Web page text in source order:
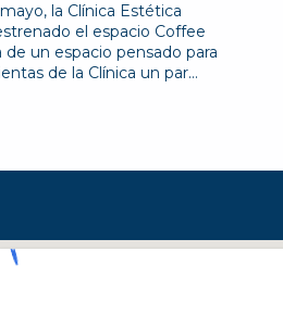
la Clínica Estética
el espacio Coffee
de un espacio pensado para
de la Clínica un par…